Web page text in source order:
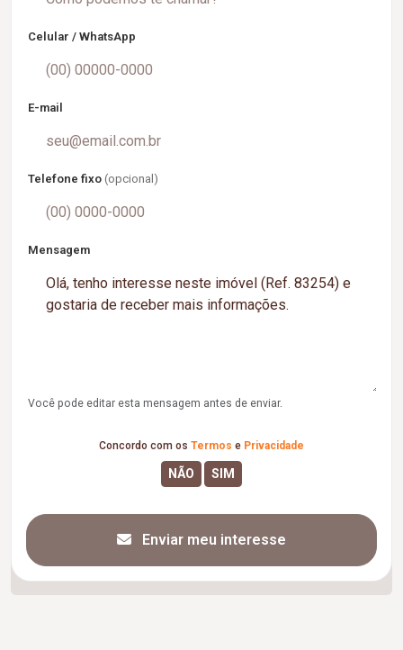
Celular / WhatsApp
E-mail
Telefone fixo (opcional)
Mensagem
Você pode editar esta mensagem antes de enviar.
Concordo com os Termos e Privacidade
Enviar meu interesse